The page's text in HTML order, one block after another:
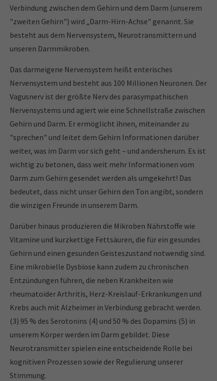
Verbindung zwischen dem Gehirn und dem Darm (unserem
"zweiten Gehirn") wird „Darm-Hirn-Achse" genannt. Sie
besteht aus dem Nervensystem, Neurotransmittern und
unseren Darmmikroben.
Das darmeigene Nervensystem heißt enterisches
Nervensystem und besteht aus 100 Millionen Neuronen. Der
Vagusnerv ist der größte Nerv des parasympathischen
Nervensystems und agiert wie eine Schnellstraße zwischen
Gehirn und Darm. Er ermöglicht ihnen, miteinander zu
"sprechen" und leitet dem Gehirn Informationen darüber
weiter, was im Darm vor sich geht – und andersherum. Es ist
wichtig zu betonen, dass weit mehr Informationen vom
Darm zum Gehirn gesendet werden als umgekehrt! Das
bedeutet, dass nicht unser Gehirn den Ton angibt, sondern
die winzigen Freunde in unserem Darm.
Darüber hinaus produzieren die Mikroben Nährstoffe wie
Vitamine und kurzkettige Fettsäuren, die für ein gesundes
Gehirn und einen gesunden Geisteszustand notwendig sind.
Eine mikrobielle Dysbiose kann zudem zu chronischen
Entzündungen führen, die neben Krankheiten wie
rheumatoider Arthritis, Herz-Kreislauf-Erkrankungen und
Krebs auch mit Alzheimer in Verbindung gebracht werden.
(3) 95 % des Serotonins (4) und 50 % des Dopamins (5) in
unserem Körper werden im Darm gebildet. Diese
Neurotransmitter spielen eine entscheidende Rolle bei
kognitiven Prozessen sowie der Regulierung unserer
Stimmung.